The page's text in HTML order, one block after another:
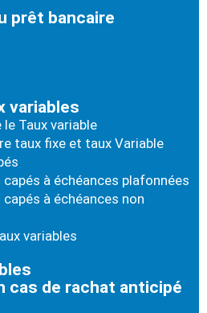
prêt bancaire
variables
Taux variable
taux fixe et taux Variable
à échéances plafonnées
à échéances non
variables
cas de rachat anticipé